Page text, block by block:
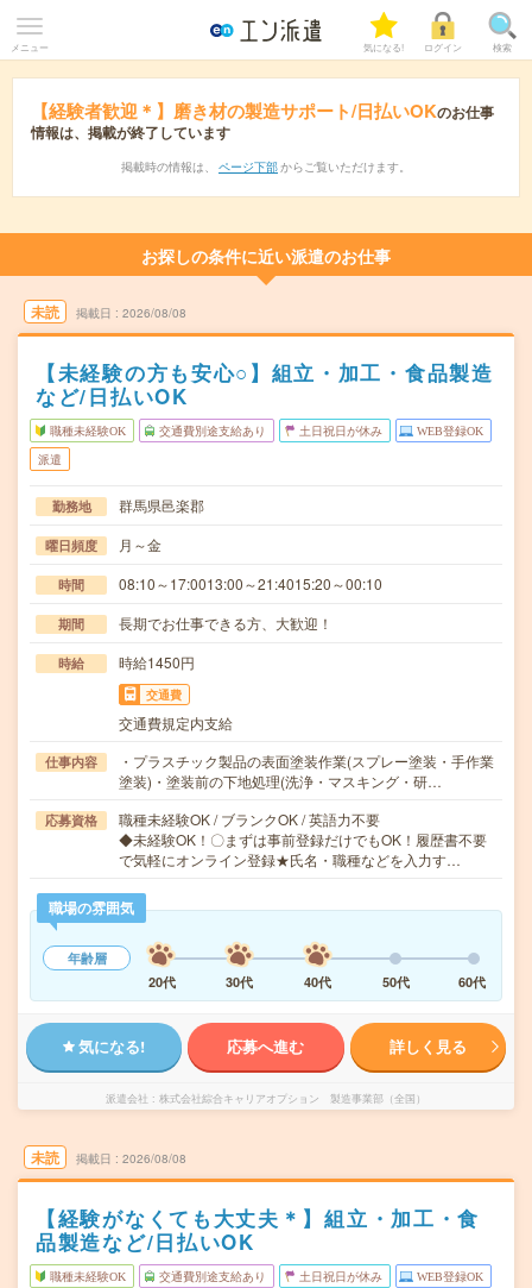
メニュー 気になる! ログイン 検索
【経験者歓迎＊】磨き材の製造サポート/日払いOKのお仕事
情報は、掲載が終了しています
掲載時の情報は、 ページ下部 からご覧いただけます。
お探しの条件に近い派遣のお仕事
未読 掲載日 2026/08/08
【未経験の方も安心○】組立・加工・食品製造
など/日払いOK
職種未経験OK 交通費別途支給あり 土日祝日が休み WEB登録OK
派遣
勤務地 群馬県邑楽郡
曜日頻度 月～金
時間 08:10～17:0013:00～21:4015:20～00:10
期間 長期でお仕事できる方、大歓迎！
時給 時給1450円
交通費
交通費規定内支給
仕事内容
・プラスチック製品の表面塗装作業(スプレー塗装・手作業
塗装)・塗装前の下地処理(洗浄・マスキング・研…
応募資格
職種未経験OK / ブランクOK / 英語力不要
◆未経験OK！〇まずは事前登録だけでもOK！履歴書不要
で気軽にオンライン登録★氏名・職種などを入力す…
職場の雰囲気
年齢層
20代
30代 40代 50代 60代
気になる! 応募へ進む 詳しく見る
派遣会社 株式会社綜合キャリアオプション 製造事業部（全国）
未読 掲載日 2026/08/08
【経験がなくても大丈夫＊】組立・加工・食
品製造など/日払いOK
職種未経験OK 交通費別途支給あり 土日祝日が休み WEB登録OK